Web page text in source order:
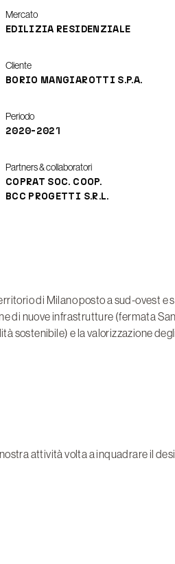
Mercato
EDILIZIA RESIDENZIALE
Cliente
BORIO MANGIAROTTI S.P.A.
Periodo
2020-2021
Partners & collaboratori
COPRAT SOC. COOP.
BCC PROGETTI S.R.L.
di Milano posto a sud-ovest
di nuove infrastrutture (fermata
e la valorizzazione
attività volta a inquadrare il